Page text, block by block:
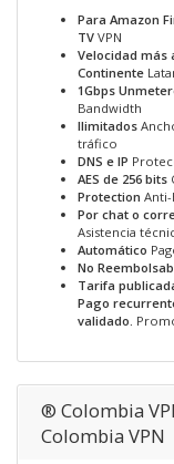
Para Amazon
TV VPN
Velocidad más
Continente
1Gbps
Bandwidth
Ilimitados
tráfico
DNS e IP
AES de 256 bits
Protection Anti-
Por chat o
Asistencia
Automático
No
Tarifa
Pago
validado.
® Colombia
Colombia VPN